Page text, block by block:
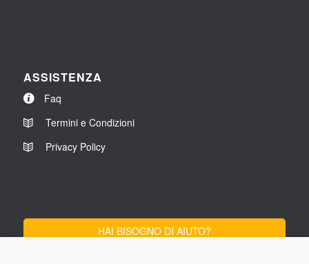
ASSISTENZA
Faq
Termini e Condizioni
Privacy Policy
HAI BISOGNO DI AIUTO?